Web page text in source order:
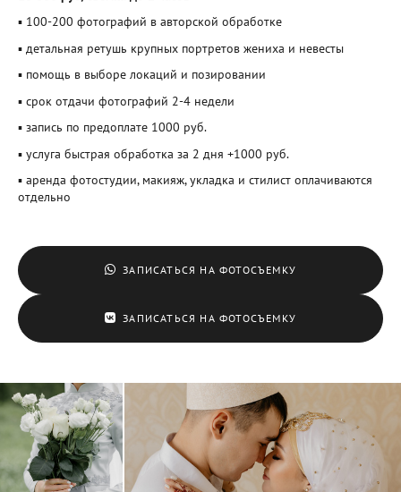
▪ 100-200 фотографий в авторской обработке
▪ детальная ретушь крупных портретов жениха и невесты
▪ помощь в выборе локаций и позировании
▪ срок отдачи фотографий 2-4 недели
▪ запись по предоплате 1000 руб.
▪ услуга быстрая обработка за 2 дня +1000 руб.
▪ аренда фотостудии, макияж, укладка и стилист оплачиваются
отдельно
ЗАПИСАТЬСЯ НА ФОТОСЪЕМКУ
ЗАПИСАТЬСЯ НА ФОТОСЪЕМКУ